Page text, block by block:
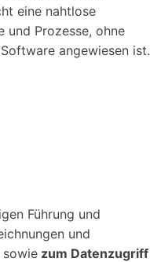
eine nahtlose
und Prozesse, ohne
angewiesen ist.
Führung und
und
sowie zum Datenzugriff